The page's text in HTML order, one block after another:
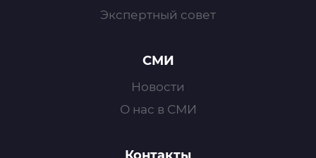
Экспертный совет
СМИ
Новости
О нас в СМИ